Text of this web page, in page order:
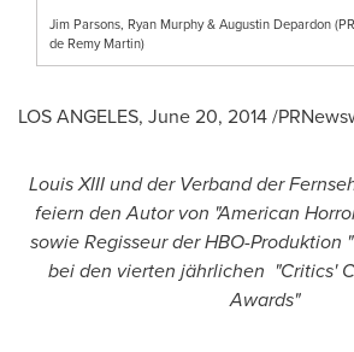
Jim Parsons, Ryan Murphy & Augustin Depardon
de Remy Martin)
LOS ANGELES, June 20, 2014/
Louis XIII und der Verband der
feiern den Autor von "American
sowie Regisseur der HBO-Produktion
bei den vierten jährlichen "Critics'
Awards"